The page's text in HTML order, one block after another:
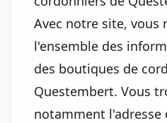
Avec notre site, vous
l'ensemble des
des boutiques de
Questembert. Vous
notamment l'adresse